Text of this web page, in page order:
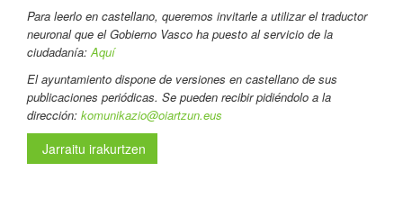
Para leerlo en castellano, queremos invitarle a utilizar el traductor
neuronal que el Gobierno Vasco ha puesto al servicio de la
ciudadanía:Aquí
El ayuntamiento dispone de versiones en castellano de sus
publicaciones periódicas. Se pueden recibir pidiéndolo a la
dirección: komunikazio@oiartzun.eus
Jarraitu irakurtzen